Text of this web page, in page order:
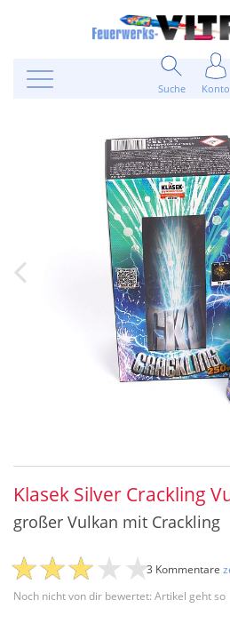
Suche Konto
Klasek Silver Crackling
großer Vulkan mit Crackling
Noch nicht von dir bewertet: Artikel geht so
3 Kommentare